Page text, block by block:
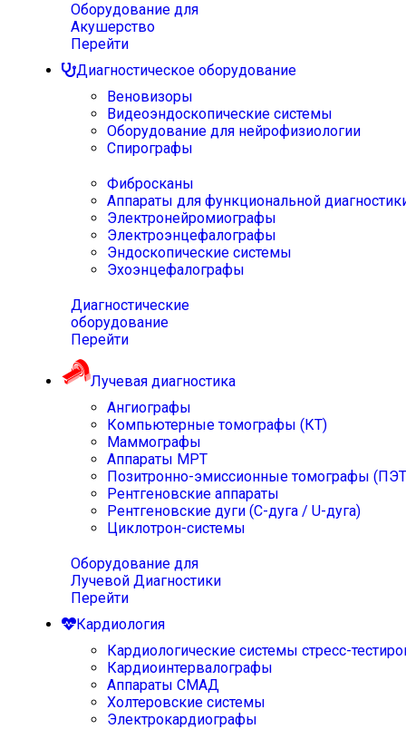
Оборудование для
Акушерство
Перейти
Диагностическое оборудование
Веновизоры
Видеоэндоскопические системы
Оборудование для нейрофизиологии
Спирографы
Фибросканы
Аппараты для функциональной
Электронейромиографы
Электроэнцефалографы
Эндоскопические системы
Эхоэнцефалографы
Диагностические
оборудование
Перейти
Лучевая диагностика
Ангиографы
Компьютерные томографы (КТ)
Маммографы
Аппараты МРТ
Позитронно-эмиссионные томографы
Рентгеновские аппараты
Рентгеновские дуги (С-дуга / U-дуга)
Циклотрон-системы
Оборудование для
Лучевой Диагностики
Перейти
Кардиология
Кардиологические системы стресс-
Кардиоинтервалографы
Аппараты СМАД
Холтеровские системы
Электрокардиографы